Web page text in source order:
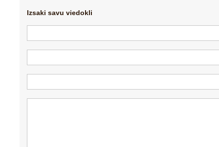
Izsaki savu viedokli